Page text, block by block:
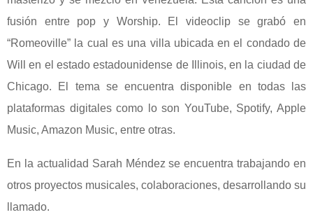
fusión entre pop y Worship. El videoclip se grabó en
“Romeoville” la cual es una villa ubicada en el condado de
Will en el estado estadounidense de Illinois, en la ciudad de
Chicago. El tema se encuentra disponible en todas las
plataformas digitales como lo son YouTube, Spotify, Apple
Music, Amazon Music, entre otras.
En la actualidad Sarah Méndez se encuentra trabajando en
otros proyectos musicales, colaboraciones, desarrollando su
llamado.